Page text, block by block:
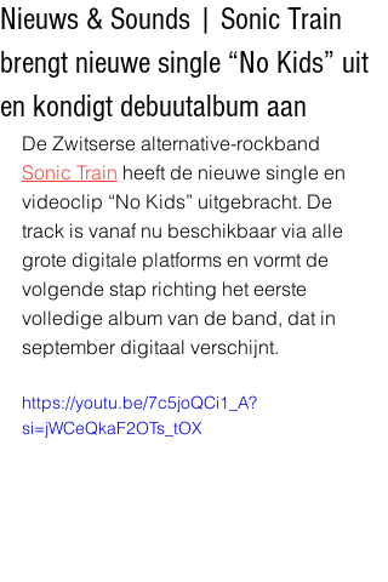
Nieuws & Sounds | Sonic Train
brengt nieuwe single “No Kids” uit
en kondigt debuutalbum aan
De Zwitserse alternative-rockband
Sonic Train heeft de nieuwe single en
videoclip “No Kids” uitgebracht. De
track is vanaf nu beschikbaar via alle
grote digitale platforms en vormt de
volgende stap richting het eerste
volledige album van de band, dat in
september digitaal verschijnt.
https://youtu.be/7c5joQCi1_A?
si=jWCeQkaF2OTs_tOX